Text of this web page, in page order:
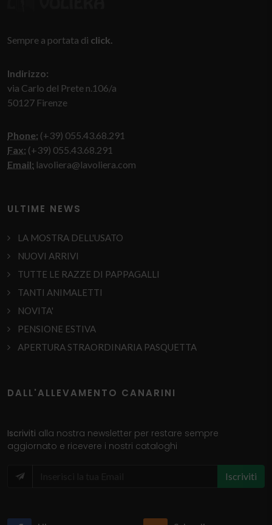
Sempre a portata di click.
Indirizzo:
via Carlo del Prete n.106/a
50127 Firenze
Phone: (+39) 055.43.68.291
Fax: (+39) 055.43.68.291
Email: lavoliera@lavoliera.com
ULTIME NEWS
LA MOSTRA DELL'USATO
NUOVI ARRIVI
TUTTE LE RAZZE DI PAPPAGALLI
TANTI ANIMALETTI
NOVITA'
PENSIONE ESTIVA
APERTURA STRAORDINARIA PASQUETTA
DALL'ALLEVAMENTO CANARINI
Iscriviti alla nostra newsletter per restare sempre
aggiornato e ricevere i nostri cataloghi
Iscriviti